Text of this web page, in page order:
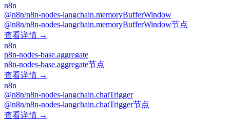
n8n
@n8n/n8n-nodes-langchain.memoryBufferWindow
@n8n/n8n-nodes-langchain.memoryBufferWindow节点
查看详情 →
n8n
n8n-nodes-base.aggregate
n8n-nodes-base.aggregate节点
查看详情 →
n8n
@n8n/n8n-nodes-langchain.chatTrigger
@n8n/n8n-nodes-langchain.chatTrigger节点
查看详情 →